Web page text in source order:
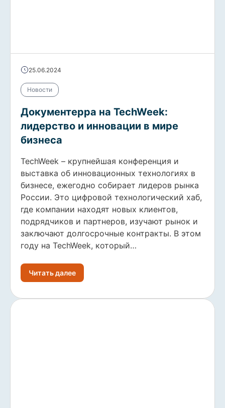
25.06.2024
Новости
Документерра на TechWeek:
лидерство и инновации в мире
бизнеса
TechWeek – крупнейшая конференция и
выставка об инновационных технологиях в
бизнесе, ежегодно собирает лидеров рынка
России. Это цифровой технологический хаб,
где компании находят новых клиентов,
подрядчиков и партнеров, изучают рынок и
заключают долгосрочные контракты. В этом
году на TechWeek, который…
Читать далее